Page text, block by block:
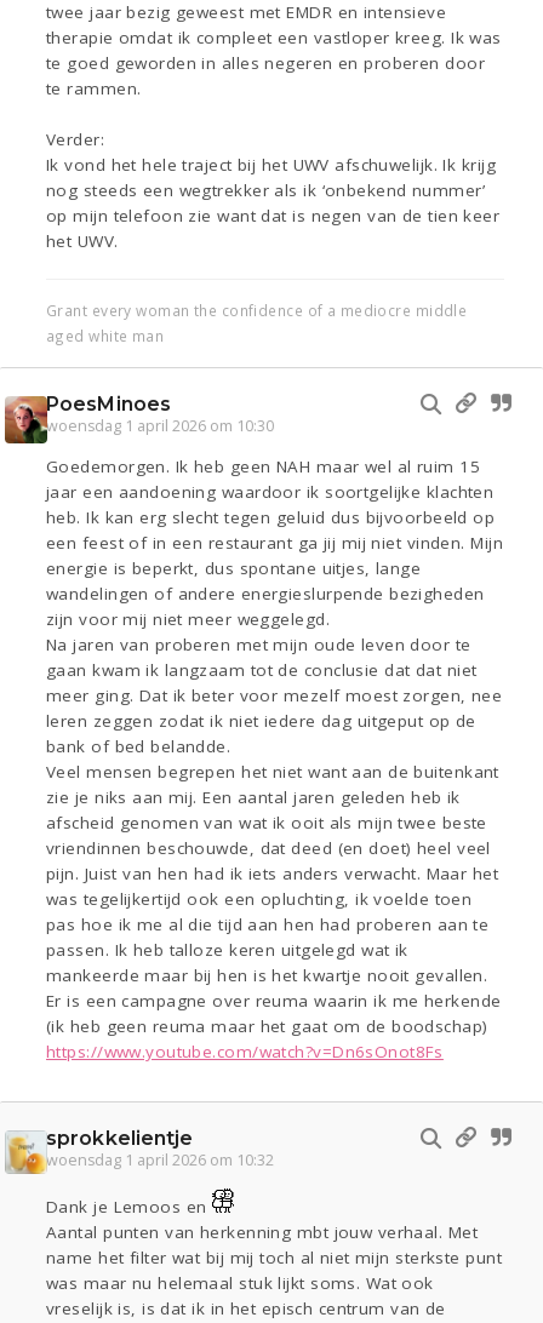
twee jaar bezig geweest met EMDR en intensieve
therapie omdat ik compleet een vastloper kreeg. Ik was
te goed geworden in alles negeren en proberen door
te rammen.
Verder:
Ik vond het hele traject bij het UWV afschuwelijk. Ik krijg
nog steeds een wegtrekker als ik ‘onbekend nummer’
op mijn telefoon zie want dat is negen van de tien keer
het UWV.
Grant every woman the confidence of a mediocre middle
aged white man
PoesMinoes
woensdag 1 april 2026 om 10:30
Goedemorgen. Ik heb geen NAH maar wel al ruim 15
jaar een aandoening waardoor ik soortgelijke klachten
heb. Ik kan erg slecht tegen geluid dus bijvoorbeeld op
een feest of in een restaurant ga jij mij niet vinden. Mijn
energie is beperkt, dus spontane uitjes, lange
wandelingen of andere energieslurpende bezigheden
zijn voor mij niet meer weggelegd.
Na jaren van proberen met mijn oude leven door te
gaan kwam ik langzaam tot de conclusie dat dat niet
meer ging. Dat ik beter voor mezelf moest zorgen, nee
leren zeggen zodat ik niet iedere dag uitgeput op de
bank of bed belandde.
Veel mensen begrepen het niet want aan de buitenkant
zie je niks aan mij. Een aantal jaren geleden heb ik
afscheid genomen van wat ik ooit als mijn twee beste
vriendinnen beschouwde, dat deed (en doet) heel veel
pijn. Juist van hen had ik iets anders verwacht. Maar het
was tegelijkertijd ook een opluchting, ik voelde toen
pas hoe ik me al die tijd aan hen had proberen aan te
passen. Ik heb talloze keren uitgelegd wat ik
mankeerde maar bij hen is het kwartje nooit gevallen.
Er is een campagne over reuma waarin ik me herkende
(ik heb geen reuma maar het gaat om de boodschap)
https://www.youtube.com/watch?v=Dn6sOnot8Fs
sprokkelientje
woensdag 1 april 2026 om 10:32
Dank je Lemoos en
Aantal punten van herkenning mbt jouw verhaal. Met
name het filter wat bij mij toch al niet mijn sterkste punt
was maar nu helemaal stuk lijkt soms. Wat ook
vreselijk is, is dat ik in het episch centrum van de